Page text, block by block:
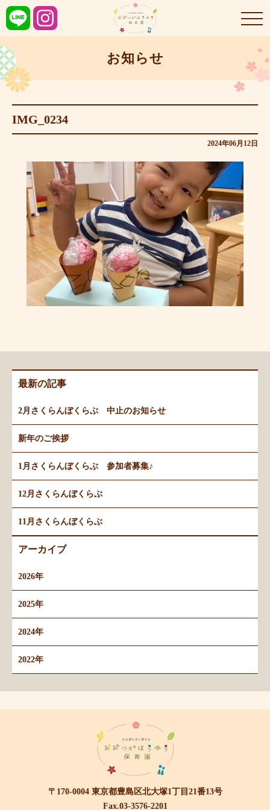
お知らせ
IMG_0234
2024年06月12日
最新の記事
2月さくらんぼくらぶ 中止のお知らせ
新年のご挨拶
1月さくらんぼくらぶ 参加者募集♪
12月さくらんぼくらぶ
11月さくらんぼくらぶ
アーカイブ
2026年
2025年
2024年
2022年
〒170-0004 東京都豊島区北大塚1丁目21番13号
Fax.03-3576-2201